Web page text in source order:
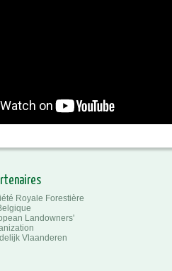
Royale Forestière
Landowners'
Vlaanderen